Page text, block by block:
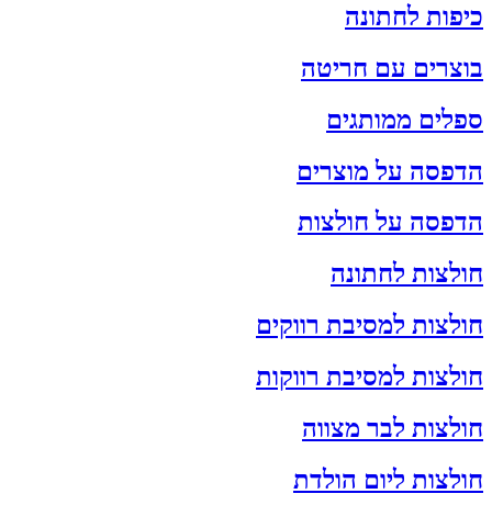
כיפות לחתונה
בוצרים עם חריטה
ספלים ממותגים
הדפסה על מוצרים
הדפסה על חולצות
חולצות לחתונה
חולצות למסיבת רווקים
חולצות למסיבת רווקות
חולצות לבר מצווה
חולצות ליום הולדת